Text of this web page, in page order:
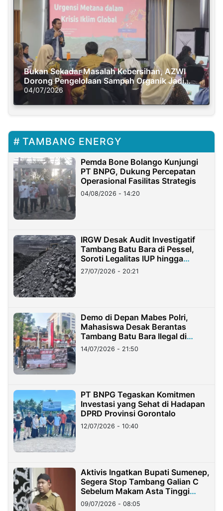
Bukan Sekadar Masalah Kebersihan, AZWI
Dorong Pengelolaan Sampah Organik Jadi
Solusi Krisis Iklim
04/07/2026
TAMBANG ENERGY
Pemda Bone Bolango Kunjungi
PT BNPG, Dukung Percepatan
Operasional Fasilitas Strategis
04/08/2026 - 14:20
IRGW Desak Audit Investigatif
Tambang Batu Bara di Pessel,
Soroti Legalitas IUP hingga
Stockpile
27/07/2026 - 20:21
Demo di Depan Mabes Polri,
Mahasiswa Desak Berantas
Tambang Batu Bara Ilegal di
Lampung
14/07/2026 - 21:50
PT BNPG Tegaskan Komitmen
Investasi yang Sehat di Hadapan
DPRD Provinsi Gorontalo
12/07/2026 - 10:40
Aktivis Ingatkan Bupati Sumenep,
Segera Stop Tambang Galian C
Sebelum Makam Asta Tinggi
Longsor
09/07/2026 - 08:05